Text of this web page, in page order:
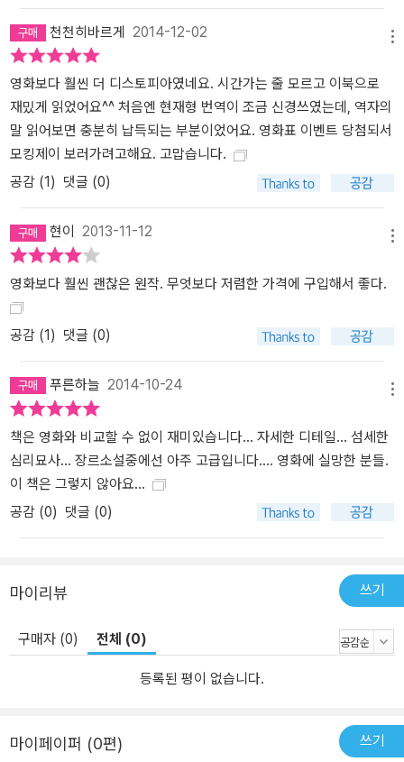
들이 그 예시가 되리라. 《헝거 게임》은 우리가 기다려왔던 바로 그 소
설이다. 하지만 여정은 이제 시작이고, 중요한 질문들에 대한 해답이
아직 남았다. 독자로서 다음 편을 그저 기다리고 또 기다리는 수밖에
없을 것 같다.”
- <퍼블리셔스 위클리> 리뷰
<추천평>
손에서 놓을 수 없는 강한 중독성! 비범한 소설.
스티븐 킹 (소설가)
매력이 넘친다! 식사 중에도 몰래 읽을 정도였다.
스테프니 메이어 (《트와일라잇》 작가)
모든 시대는 각자의 공포를 가지고 있다. 무자비하고 뻔뻔한 TV의 리
얼리티 쇼들은 바로 우리 시대의 공포다. 오락에 대한 욕구가 인권보
이 그 예시가 되리라. 《헝거 게임》은 우리가 기다려왔던 바로 그 소설
이다. 하지만 여정은 이제 시작이고, 중요한 질문들에 대한 해답이 아
직 남았다. 독자로서 다음 편을 그저 기다리고 또 기다리는 수밖에 없
을 것 같다.
퍼블리셔스 위클리
천천히바르게 2014-12-02
영화보다 훨씬 더 디스토피아였네요. 시간가는 줄 모르고 이북으로
재밌게 읽었어요^^ 처음엔 현재형 번역이 조금 신경쓰였는데, 역자의
말 읽어보면 충분히 납득되는 부분이었어요. 영화표 이벤트 당첨되서
모킹제이 보러가려고해요. 고맙습니다.
공감 (1 ) 댓글 (0)
현이 2013-11-12
영화보다 훨씬 괜찮은 원작. 무엇보다 저렴한 가격에 구입해서 좋다.
공감 (1) 댓글 (0)
푸른하늘 2014-10-24
책은 영화와 비교할 수 없이 재미있습니다... 자세한 디테일... 섬세한
심리묘사... 장르소설중에선 아주 고급입니다.... 영화에 실망한 분들.
이 책은 그렇지 않아요...
공감 (0) 댓글 (0)
마이리뷰 쓰기
구매자 (0) 전체 (0)
등록된 평이 없습니다.
마이페이퍼 (0편) 쓰기